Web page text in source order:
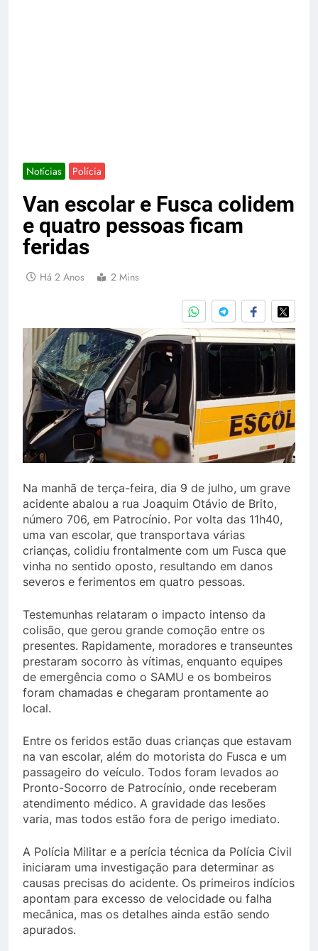
Notícias Polícia
Van escolar e Fusca colidem
e quatro pessoas ficam
feridas
Há 2 Anos 2 Mins
Na manhã de terça-feira, dia 9 de julho, um grave
acidente abalou a rua Joaquim Otávio de Brito,
número 706, em Patrocínio. Por volta das 11h40,
uma van escolar, que transportava várias
crianças, colidiu frontalmente com um Fusca que
vinha no sentido oposto, resultando em danos
severos e ferimentos em quatro pessoas.
Testemunhas relataram o impacto intenso da
colisão, que gerou grande comoção entre os
presentes. Rapidamente, moradores e transeuntes
prestaram socorro às vítimas, enquanto equipes
de emergência como o SAMU e os bombeiros
foram chamadas e chegaram prontamente ao
local.
Entre os feridos estão duas crianças que estavam
na van escolar, além do motorista do Fusca e um
passageiro do veículo. Todos foram levados ao
Pronto-Socorro de Patrocínio, onde receberam
atendimento médico. A gravidade das lesões
varia, mas todos estão fora de perigo imediato.
A Polícia Militar e a perícia técnica da Polícia Civil
iniciaram uma investigação para determinar as
causas precisas do acidente. Os primeiros indícios
apontam para excesso de velocidade ou falha
mecânica, mas os detalhes ainda estão sendo
apurados.